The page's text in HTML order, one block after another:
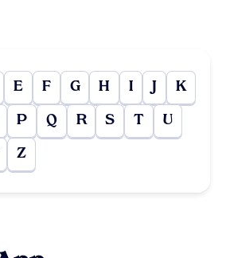
E F G H I J K
P Q R S T U
Z